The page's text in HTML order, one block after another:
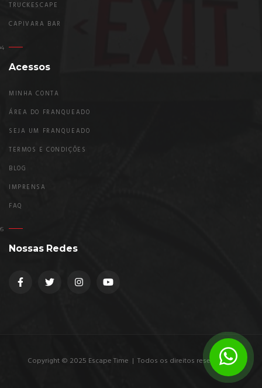
TRUCKESCAPE
CAPIVARA BAR
Acessos
MINHA CONTA
ÁREA DO FRANQUEADO
SEJA UM FRANQUEADO
TERMOS E CONDIÇÕES
BLOG
IMPRENSA
FAQ
Nossas Redes
Copyright © 2025 Escape Time | Todos os direitos reservados.